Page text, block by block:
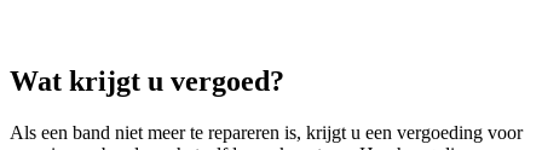
Wat krijgt u vergoed?
Als een band niet meer te repareren is, krijgt u een vergoeding voor